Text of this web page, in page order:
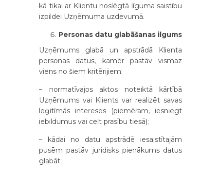
kā tikai ar Klientu noslēgtā līguma saistību
izpildei Uzņēmuma uzdevumā.
Personas datu glabāšanas ilgums
Uzņēmums glabā un apstrādā Klienta
personas datus, kamēr pastāv vismaz
viens no šiem kritērijiem:
– normatīvajos aktos noteiktā kārtībā
Uzņēmums vai Klients var realizēt savas
leģitīmās intereses (piemēram, iesniegt
iebildumus vai celt prasību tiesā);
– kādai no datu apstrādē iesaistītajām
pusēm pastāv juridisks pienākums datus
glabāt;